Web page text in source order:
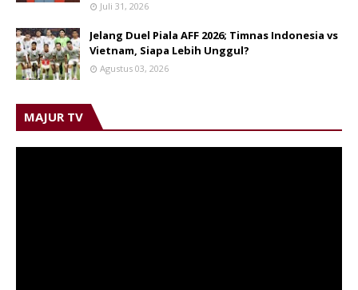
Juli 31, 2026
Jelang Duel Piala AFF 2026; Timnas Indonesia vs
Vietnam, Siapa Lebih Unggul?
Agustus 03, 2026
MAJUR TV